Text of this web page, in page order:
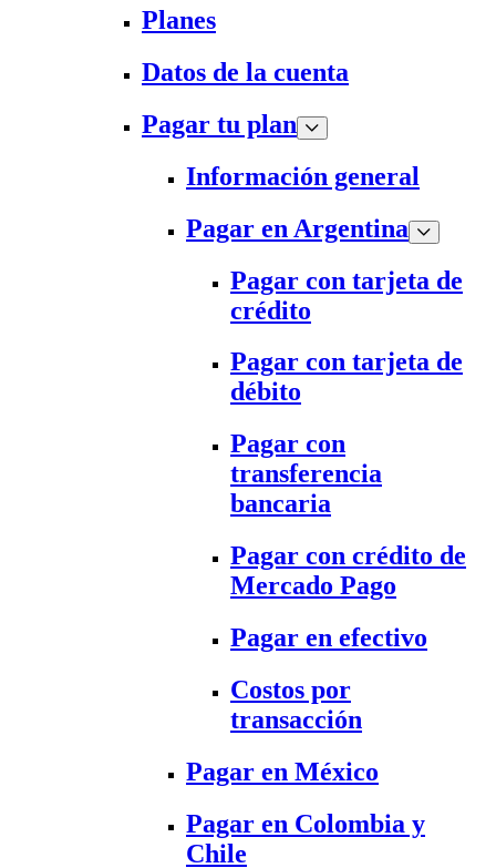
Planes
Datos de la cuenta
Pagar tu plan
Información general
Pagar en Argentina
Pagar con tarjeta de
crédito
Pagar con tarjeta de
débito
Pagar con
transferencia
bancaria
Pagar con crédito de
Mercado Pago
Pagar en efectivo
Costos por
transacción
Pagar en México
Pagar en Colombia y
Chile